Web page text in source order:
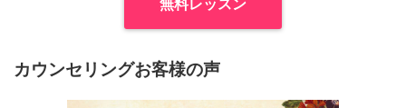
無料レッスン
カウンセリングお客様の声